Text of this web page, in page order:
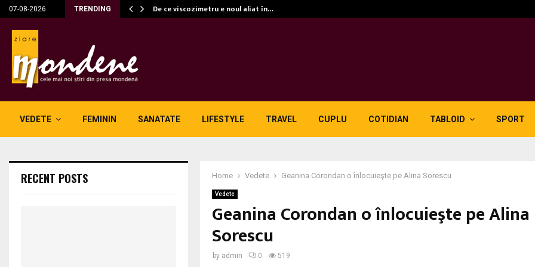
07-08-2026 TRENDING De ce viscozimetru e noul aliat în…
VEDETE FEMININ SANATATE LIFESTYLE TRAVEL CUPLU COTIDIAN TABLOID SPORT
Home Vedete Geanina Corondan o înlocuieşte pe Alina Sorescu
Vedete
Geanina Corondan o înlocuieşte pe Alina
Sorescu
by admin 0 519
RECENT POSTS